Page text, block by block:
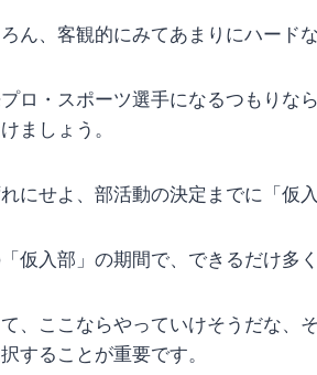
ん、客観的にみてあまりにハード
ロ・スポーツ選手になるつもりな
ましょう。
にせよ、部活動の決定までに「仮
仮入部」の期間で、できるだけ多
、ここならやっていけそうだな、
することが重要です。